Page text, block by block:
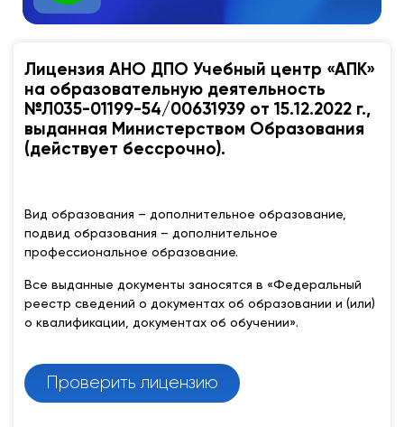
Лицензия АНО ДПО Учебный центр «АПК»
на образовательную деятельность
№Л035-01199-54/00631939 от 15.12.2022 г.,
выданная Министерством Образования
(действует бессрочно).
Вид образования – дополнительное образование,
подвид образования – дополнительное
профессиональное образование.
Все выданные документы заносятся в «Федеральный
реестр сведений о документах об образовании и (или)
о квалификации, документах об обучении».
Проверить лицензию